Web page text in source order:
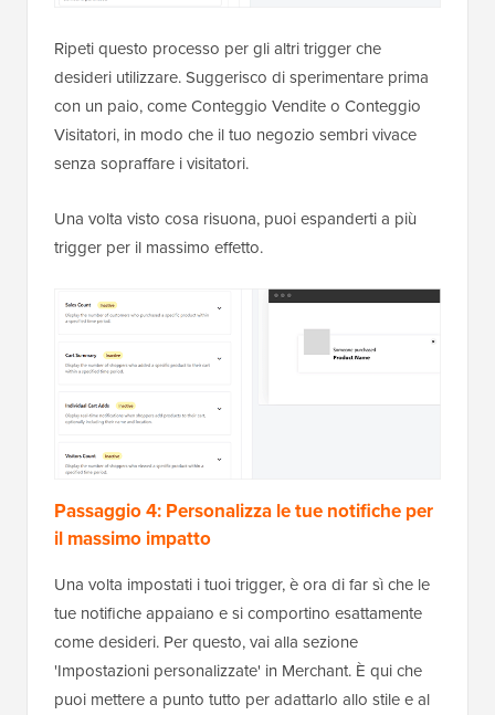
Ripeti questo processo per gli altri trigger che
desideri utilizzare. Suggerisco di sperimentare prima
con un paio, come Conteggio Vendite o Conteggio
Visitatori, in modo che il tuo negozio sembri vivace
senza sopraffare i visitatori.
Una volta visto cosa risuona, puoi espanderti a più
trigger per il massimo effetto.
Passaggio 4: Personalizza le tue notifiche per
il massimo impatto
Una volta impostati i tuoi trigger, è ora di far sì che le
tue notifiche appaiano e si comportino esattamente
come desideri. Per questo, vai alla sezione
'Impostazioni personalizzate' in Merchant. È qui che
puoi mettere a punto tutto per adattarlo allo stile e al